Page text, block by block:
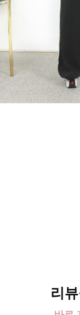
리